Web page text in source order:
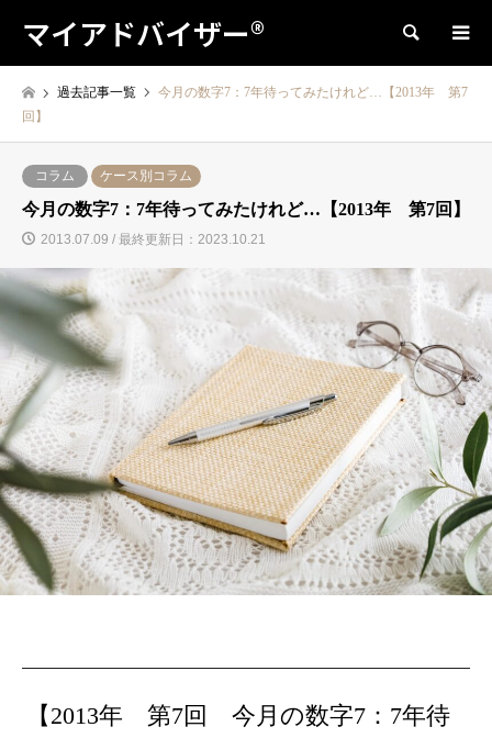
マイアドバイザー® 検索
過去記事一覧
今月の数字7：7年待ってみたけれど…【2013年 第7
回】
コラム ケース別コラム
今月の数字7：7年待ってみたけれど…【2013年 第7回】
2013.07.09 / 最終更新日：2023.10.21
【2013年 第7回 今月の数字7：7年待